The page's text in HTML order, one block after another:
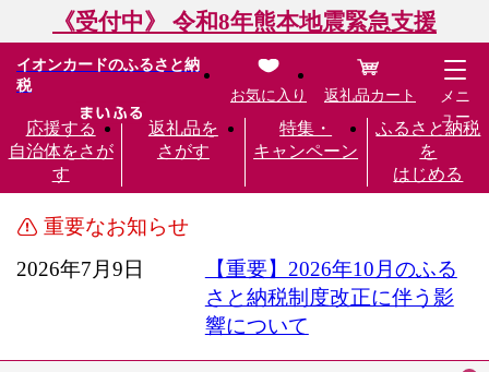
《受付中》 令和8年熊本地震緊急支援
イオンカードのふるさと納
税
応援する
自治体をさが
す
返礼品を
さがす
特集・
キャンペーン
ふるさと納税
を
はじめる
お気に入り 返礼品カート
メニ
ュー
重要なお知らせ
2026年7月9日
【重要】2026年10月のふる
さと納税制度改正に伴う影
響について